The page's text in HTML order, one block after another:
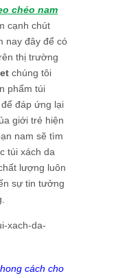
chéo nam
cạnh chút
nay đây để có
thị trường
chúng tôi
phẩm túi
đáp ứng lại
giới trẻ hiện
nam sẽ tìm
túi xách da
lượng luôn
sự tin tưởng
cách cho